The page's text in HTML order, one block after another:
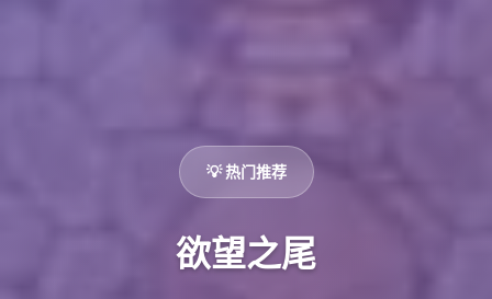
💡 热门推荐
欲望之尾